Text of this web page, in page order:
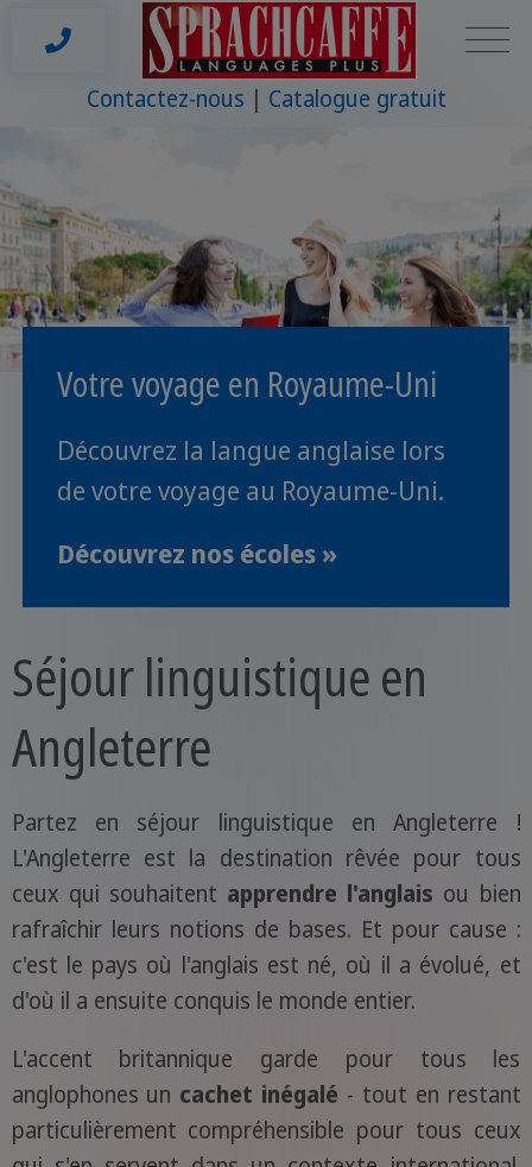
Contactez-nous Catalogue gratuit
Votre voyage en Royaume-Uni
Découvrez la langue anglaise lors
de votre voyage au Royaume-Uni.
Découvrez nos écoles »
Séjour linguistique en
Angleterre
Partez en séjour linguistique en Angleterre !
L'Angleterre est la destination rêvée pour tous
ceux qui souhaitent apprendre l'anglais ou bien
rafraîchir leurs notions de bases. Et pour cause :
c'est le pays où l'anglais est né, où il a évolué, et
d'où il a ensuite conquis le monde entier.
L'accent britannique garde pour tous les
anglophones un cachet inégalé - tout en restant
particulièrement compréhensible pour tous ceux